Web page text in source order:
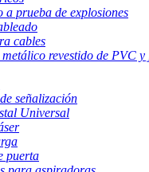
a prueba de explosiones
cables
revestido de PVC y
señalización
Universal
puerta